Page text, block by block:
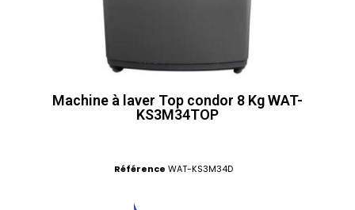
Machine à laver Top condor 8 Kg WAT-
KS3M34TOP
Référence WAT-KS3M34D